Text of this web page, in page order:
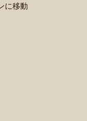
に移動